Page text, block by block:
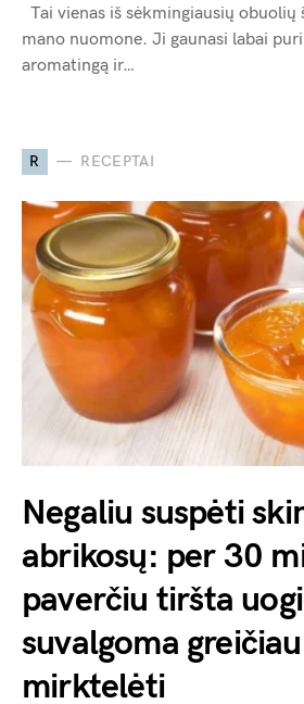
Tai vienas iš sėkmingiausių obuolių
mano nuomone. Ji gaunasi labai
aromatingą ir…
R RECEPTAI
Negaliu suspėti
abrikosų: per 30
paverčiu tiršta
suvalgoma
mirktelėti